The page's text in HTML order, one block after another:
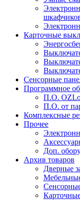
Карточные
Сенсорные
Программное
П.О.
П.О. от
Комплексные
Прочее
Доп.
Архив товаров
Дверные